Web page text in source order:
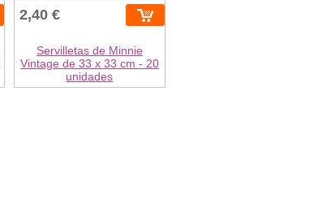
2,40 €
Servilletas de Minnie
Vintage de 33 x 33 cm - 20
unidades